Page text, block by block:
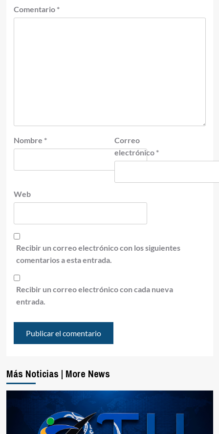
Comentario *
Nombre *
Correo
electrónico *
Web
Recibir un correo electrónico con los siguientes
comentarios a esta entrada.
Recibir un correo electrónico con cada nueva
entrada.
Más Noticias | More News